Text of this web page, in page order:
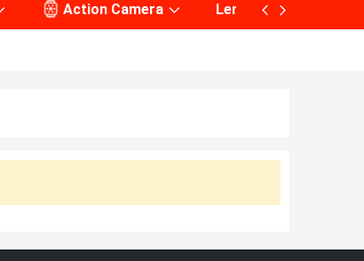
Action Camera Lens máy ảnh